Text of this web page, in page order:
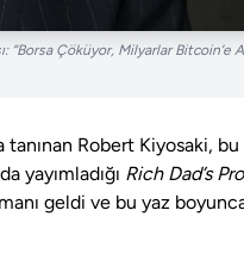
“Borsa Çöküyor, Milyarlar Bitcoin’e
tanınan Robert Kiyosaki,
yayımladığı Rich Dad’s
geldi ve bu yaz